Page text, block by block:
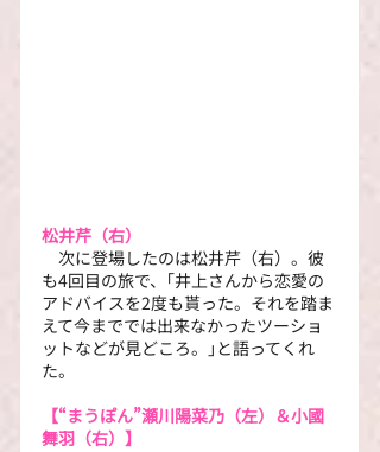
松井芹（右）
次に登場したのは松井芹（右）。彼
も4回目の旅で、｢井上さんから恋愛の
アドバイスを2度も貰った。それを踏ま
えて今まででは出来なかったツーショ
ットなどが見どころ。｣と語ってくれ
た。
【“まうぽん”瀬川陽菜乃（左）＆小國
舞羽（右）】